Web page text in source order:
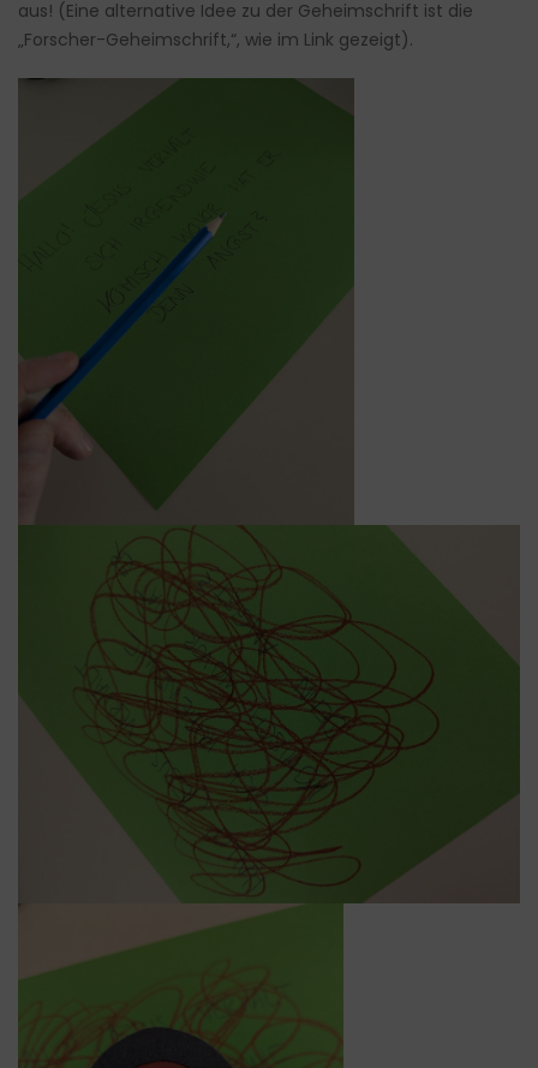
aus! (Eine alternative Idee zu der Geheimschrift ist die
„Forscher-Geheimschrift,“, wie im Link gezeigt).